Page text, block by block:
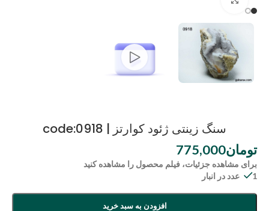
سنگ زینتی ژئود کوارتز | code:0918
تومان775,000
برای مشاهده جزئیات، فیلم محصول را مشاهده کنید
1 عدد در انبار
افزودن به سبد خرید